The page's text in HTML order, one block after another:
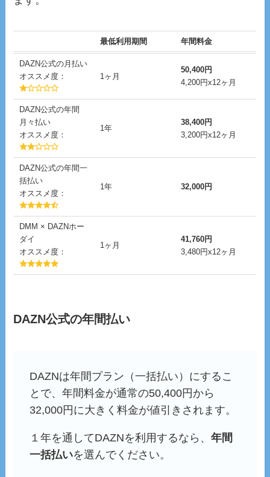
最低利用期間 年間料金
DAZN公式の月払い
オススメ度：
1ヶ月
50,400円
4,200円x12ヶ月
DAZN公式の年間
月々払い
オススメ度：
1年
38,400円
3,200円x12ヶ月
DAZN公式の年間一
括払い
オススメ度：
1年 32,000円
DMM × DAZNホー
ダイ
オススメ度：
1ヶ月
41,760円
3,480円x12ヶ月
DAZN公式の年間払い
DAZNは年間プラン（一括払い）にするこ
とで、年間料金が通常の50,400円から
32,000円に大きく料金が値引きされます。
１年を通してDAZNを利用するなら、年間
一括払いを選んでください。